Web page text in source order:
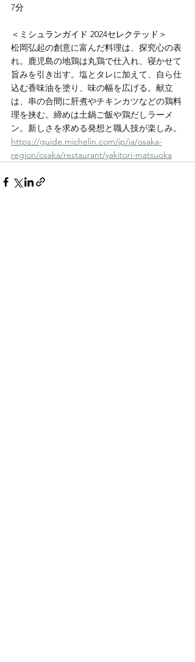
7分
＜ミシュランガイド 2024セレクテッド＞
松岡弘起の創意に富んだ料理は、探究心の表
れ。鹿児島の地鶏は丸鶏で仕入れ、寝かせて
旨みを引き出す。塩とタレに加えて、自ら仕
込む香味油を塗り、味の幅を広げる。献立
は、串の合間に肝煮やチキンカツなどの鶏料
理を挟む。締めは土鍋ご飯や鶏だしラーメ
ン。新しさを求める発想と職人技が楽しみ。
https://guide.michelin.com/jp/ja/osaka-
region/osaka/restaurant/yakitori-matsuoka